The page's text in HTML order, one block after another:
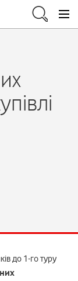
до 1-го туру